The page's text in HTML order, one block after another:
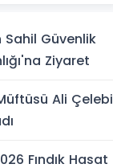
Sahil Güvenlik
Ziyaret
Ali Çelebi
Fındık Hasat